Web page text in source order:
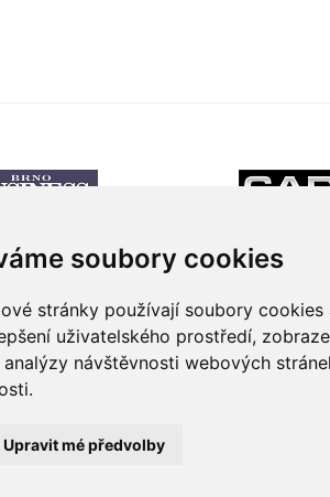
soubory cookies
stránky používají soubory
uživatelského prostředí,
analýzy návštěvnosti webových
Upravit mé předvolby
Brno větší Příjemné cestování